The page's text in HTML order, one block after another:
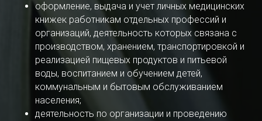
оформление, выдача и учет личных медицинских
книжек работникам отдельных профессий и
организаций, деятельность которых связана с
производством, хранением, транспортировкой и
реализацией пищевых продуктов и питьевой
воды, воспитанием и обучением детей,
коммунальным и бытовым обслуживанием
населения;
деятельность по организации и проведению